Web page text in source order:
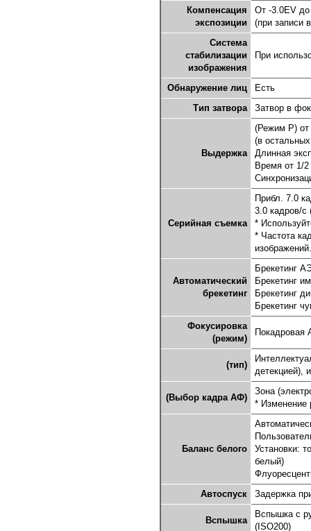
Компенсация
экспозиции
От -3.0EV до
(при записи
Система
стабилизации
изображения
При
Обнаружение лиц
Есть
Тип затвора
Затвор в
Выдержка
(Режим P) от
(в
Длинная
Время от 1/
Серийная съемка
Прибл. 7.0
3.0 кадров/с
*
* Частота
изображений.
Автоматический
брекетинг
Брекетинг
Брекетинг
Брекетинг
Брекетинг
Фокусировка
(режим)
Покадровая
(тип)
детекцией),
(Выбор кадра АФ)
Зона
* Изменение
Баланс белого
Установки:
белый)
Автоспуск
Задержка
Вспышка
Вспышка с
(ISO200)